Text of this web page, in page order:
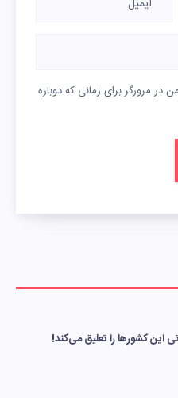
در مرورگر برای زمانی که دوباره
این کشورها را تعلیق می‌کند!